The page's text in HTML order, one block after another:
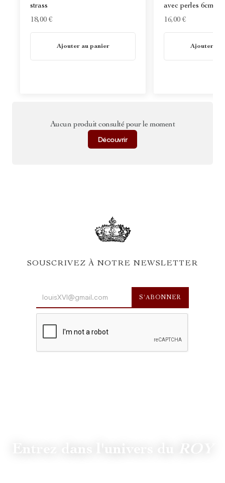
strass
18,00 €
Ajouter au panier
avec perles 6cm
16,00 €
Ajouter au
Aucun produit consulté pour le moment
Découvrir
SOUSCRIVEZ À NOTRE NEWSLETTER
ROY